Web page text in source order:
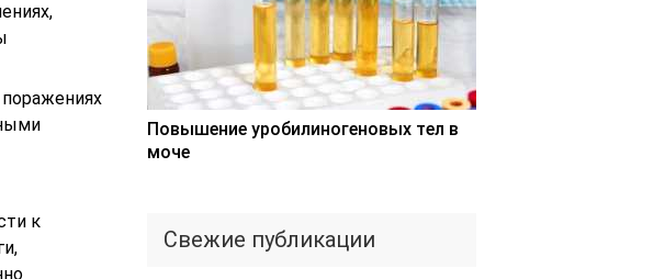
к
Повышение уробилиногеновых тел в
моче
Свежие публикации